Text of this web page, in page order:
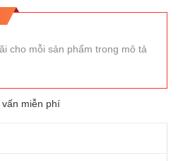
cho mỗi sản phẩm trong mô tả
miễn phí